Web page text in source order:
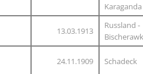
Karaganda
13.03.1913
Russland -
24.11.1909 Schadeck